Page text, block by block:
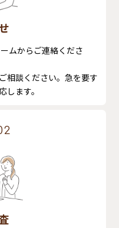
ムからご連絡くださ
相談ください。​急を要す
ます。